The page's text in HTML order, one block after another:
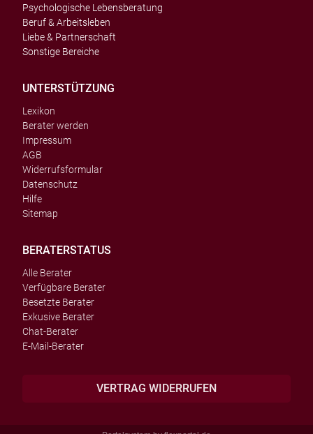
Psychologische Lebensberatung
Beruf & Arbeitsleben
Liebe & Partnerschaft
Sonstige Bereiche
UNTERSTÜTZUNG
Lexikon
Berater werden
Impressum
AGB
Widerrufsformular
Datenschutz
Hilfe
Sitemap
BERATERSTATUS
Alle Berater
Verfügbare Berater
Besetzte Berater
Exkusive Berater
Chat-Berater
E-Mail-Berater
VERTRAG WIDERRUFEN